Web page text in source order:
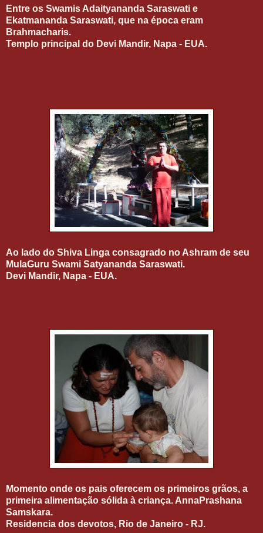
Entre os Swamis Adaityananda Saraswati e
Ekatmananda Saraswati, que na época eram
Brahmacharis.
Templo principal do Devi Mandir, Napa - EUA.
Ao lado do Shiva Linga consagrado no Ashram de seu
MulaGuru Swami Satyananda Saraswati.
Devi Mandir, Napa - EUA.
Momento onde os pais oferecem os primeiros grãos, a
primeira alimentação sólida à criança. AnnaPrashana
Samskara.
Residencia dos devotos, Rio de Janeiro - RJ.